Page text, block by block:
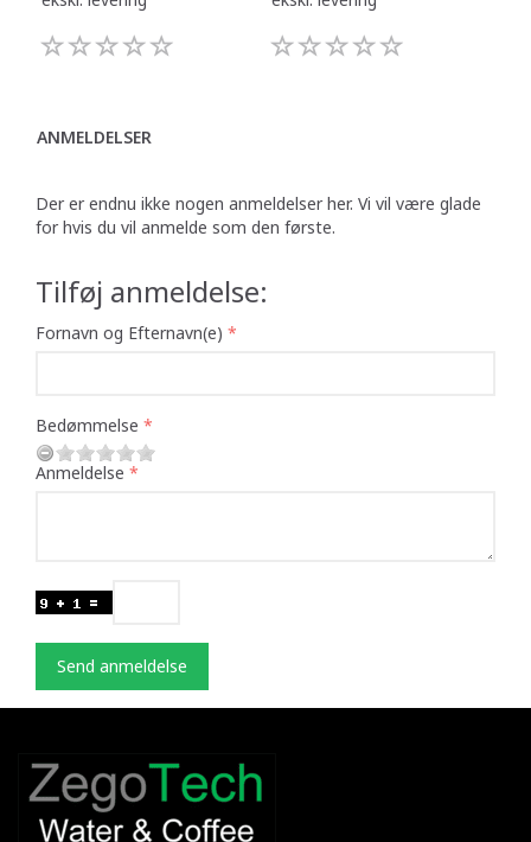
ANMELDELSER
Der er endnu ikke nogen anmeldelser her. Vi vil være glade
for hvis du vil anmelde som den første.
Tilføj anmeldelse:
Fornavn og Efternavn(e)
Bedømmelse
Anmeldelse
Send anmeldelse